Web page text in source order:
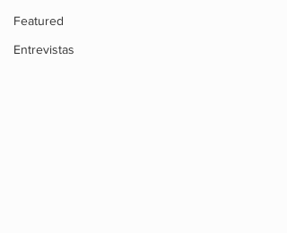
Featured
Entrevistas